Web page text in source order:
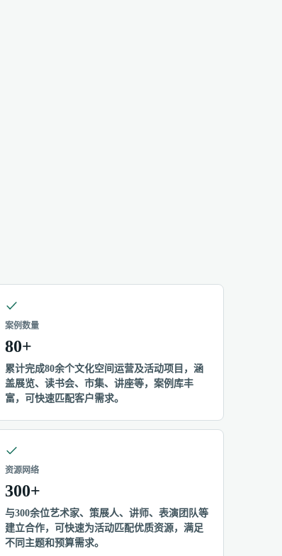
案例数量
80+
累计完成80余个文化空间运营及活动项目，涵
盖展览、读书会、市集、讲座等，案例库丰
富，可快速匹配客户需求。
资源网络
300+
与300余位艺术家、策展人、讲师、表演团队等
建立合作，可快速为活动匹配优质资源，满足
不同主题和预算需求。